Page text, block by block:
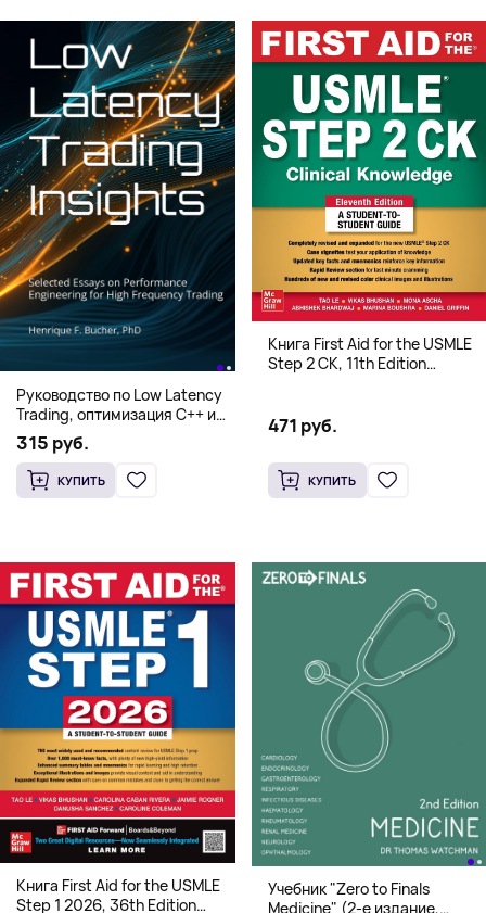
Руководство по Low Latency
Trading, оптимизация C++ и
системная архитектура для
HFT
315 руб.
КУПИТЬ
Книга First Aid for the USMLE
Step 2 CK, 11th Edition
471 руб.
КУПИТЬ
Книга First Aid for the USMLE
Step 1 2026, 36th Edition
Учебник "Zero to Finals
Medicine" (2-е издание,